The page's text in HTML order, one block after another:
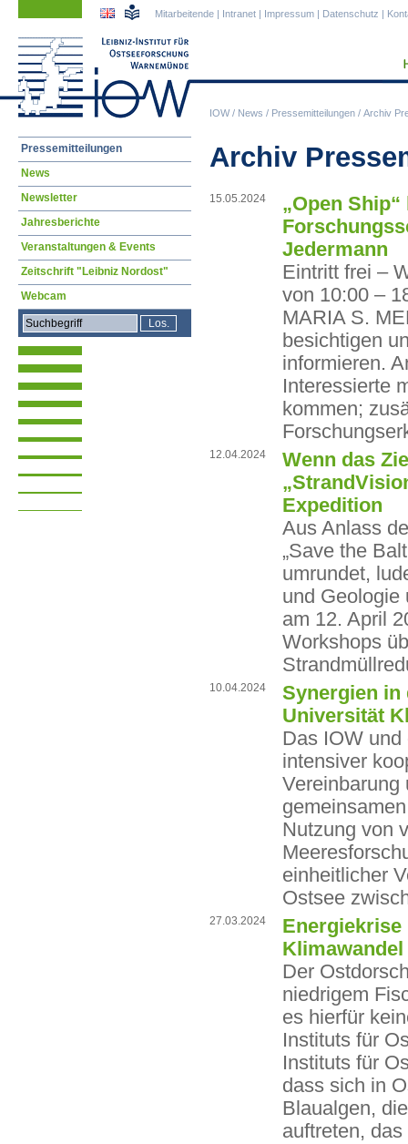
IOW/ News / Pressemitteilungen / Archiv
Mitarbeitende | Intranet | Impressum | Datenschutz |
Archiv
15.05.2024
„Open
Jedermann
Eintritt frei –
von 10:00 –
MARIA S.
besichtigen
informieren.
Interessierte
kommen;
12.04.2024
Wenn das
Expedition
Aus Anlass
„Save the
umrundet,
und Geologie
am 12. April
Workshops
10.04.2024
Synergien in
Universität
Das IOW
intensiver
Vereinbarung
Nutzung von
einheitlicher
Ostsee
27.03.2024
Energiekrise
Der
niedrigem
es hierfür
Instituts für
Instituts für
dass sich in
Blaualgen,
auftreten,
Navigation
Pressemitteilungen
News
Newsletter
Jahresberichte
Veranstaltungen & Events
Zeitschrift "Leibniz Nordost"
Webcam